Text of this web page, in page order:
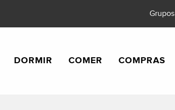
Grupos
DORMIR COMER COMPRAS